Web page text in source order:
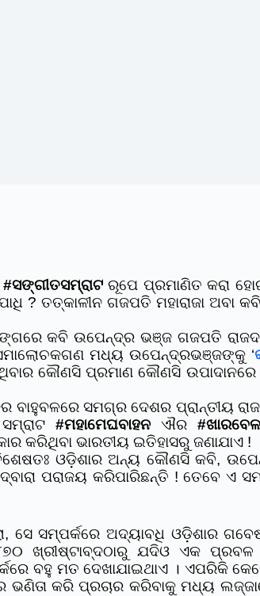
#ସଙ୍ଗୀତସମ୍ରାଟରୂପେ ପ୍ରମାଣିତ କରା
ତତ୍କାଳୀନ ଗଜପତି ମହାରାଜା ଅବା
କବି ଉପେନ୍ଦ୍ର ଭଞ୍ଜ ଗଜପତି
ମଧ୍ୟ ଉପେନ୍ଦ୍ରଭଞ୍ଜଙ୍କୁ ‘
କୌଣସି ପ୍ରମାଣ କୌଣସି ଉପାଦାନରେ
ବାହୁବଳରେ ସମଗ୍ର ଦେଶର ପ୍ରାନ୍ତୀୟ
#ମହାମେଘବାହନ ଐର#ଖାରବେଳ
କରିଥିବା ଭାରତୀୟ ଇତିହାସରୁ ଜଣାଯାଏ !
ଓଡ଼ିଶାର ଅନ୍ୟ କୌଣସି କବି,
ପରାଜୟ କରିପାରିଛନ୍ତି ! ତେବେ ଏ
ସେ ସମ୍ପର୍କରେ ଅଦ୍ୟାବଧି ଓଡ଼ିଶାର
ଖ୍ରୀଷ୍ଟାବ୍ଦଠାରୁ ଯଦିଓ ଏକ
ବହୁ ମତ ଦେଖାଯାଇଥାଏ । ଏପରିକି
କରି ପ୍ରଚାର କରିବାକୁ ମଧ୍ୟ